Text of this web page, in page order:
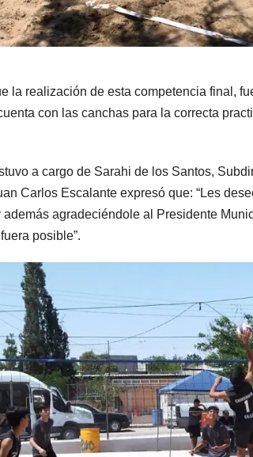
la realización de esta competencia final,
con las canchas para la correcta
a cargo de Sarahi de los Santos,
Carlos Escalante expresó que: “Les
además agradeciéndole al Presidente
posible”.